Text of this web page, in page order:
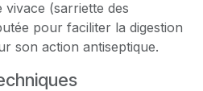
vivace (sarriette des
pour faciliter la digestion
son action antiseptique.